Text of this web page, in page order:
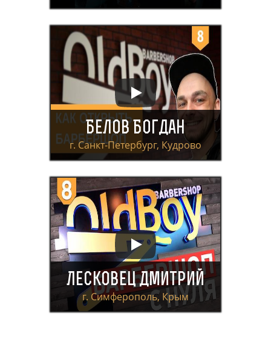
Белов Богдан
г. Санкт-Петербург, Кудрово
Лесковец Дмитрий
г. Симферополь, Крым